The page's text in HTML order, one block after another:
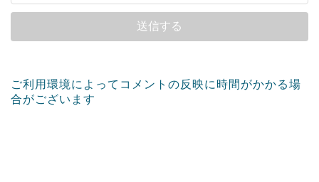
ご利用環境によってコメントの反映に時間がかかる場
合がございます